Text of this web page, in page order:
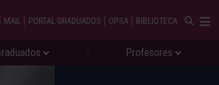
| MAIL | PORTAL GRADUADOS | OPSA | BIBLIOTECA
Profesores